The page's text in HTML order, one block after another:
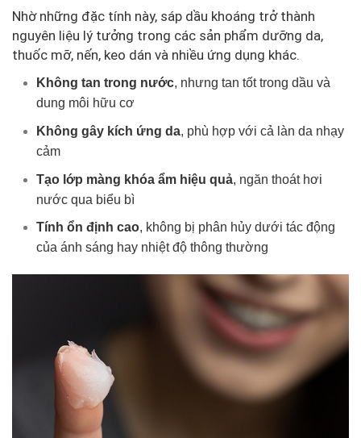
Nhờ những đặc tính này, sáp dầu khoáng trở thành
nguyên liệu lý tưởng trong các sản phẩm dưỡng da,
thuốc mỡ, nến, keo dán và nhiều ứng dụng khác.
Không tan trong nước, nhưng tan tốt trong dầu và
dung môi hữu cơ
Không gây kích ứng da, phù hợp với cả làn da nhạy
cảm
Tạo lớp màng khóa ẩm hiệu quả, ngăn thoát hơi
nước qua biểu bì
Tính ổn định cao, không bị phân hủy dưới tác động
của ánh sáng hay nhiệt độ thông thường